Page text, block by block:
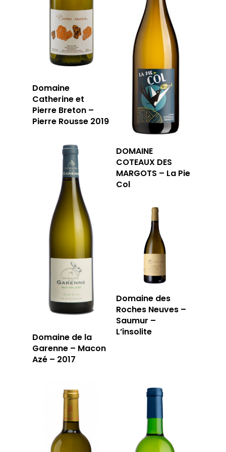
Domaine
Catherine et
Pierre Breton –
Pierre Rousse 2019
DOMAINE
COTEAUX DES
MARGOTS – La Pie
Col
Domaine de la
Garenne – Macon
Azé – 2017
Domaine des
Roches Neuves –
Saumur –
L’insolite
T: 04 91 33 46 59